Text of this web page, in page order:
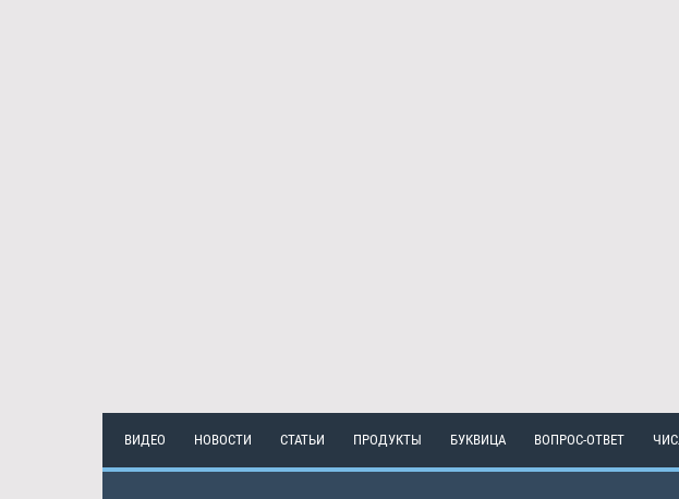
ВИДЕО НОВОСТИ СТАТЬИ ПРОДУКТЫ БУКВИЦА ВОПРОС-ОТВЕТ